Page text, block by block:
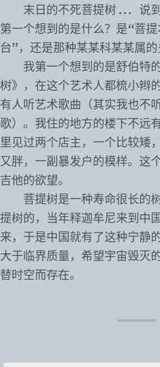
末日的不死菩提树... 说
第一个想到的是什么？是“菩
台”，还是那种某某科某某属的
我第一个想到的是舒伯特
树》，在这个艺术人都梳小辫
有人听艺术歌曲（其实我也不
歌）。我住的地方的楼下不远
里见过两个店主，一个比较矮
又胖，一副暴发户的模样。这
吉他的欲望。
菩提树是一种寿命很长的
提树的，当年释迦牟尼来到中
来，于是中国就有了这种宁静
大于临界质量，希望宇宙毁灭
替时空而存在。